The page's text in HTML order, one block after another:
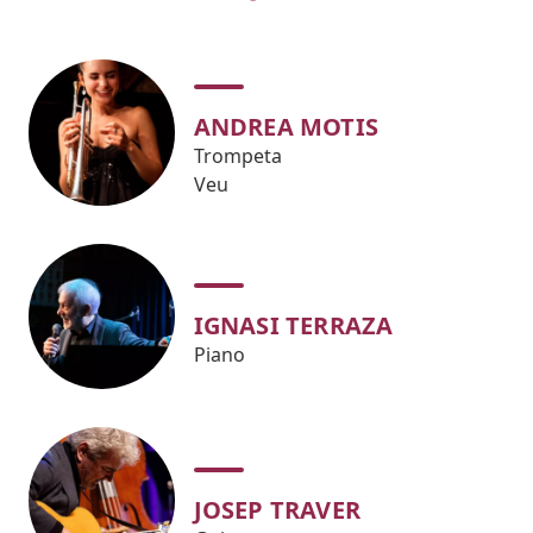
ANDREA MOTIS
Trompeta
Veu
IGNASI TERRAZA
Piano
JOSEP TRAVER